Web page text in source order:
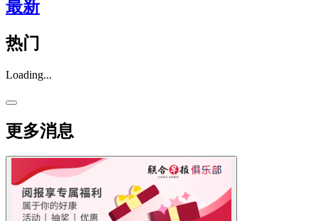
最新
热门
Loading...
更多消息